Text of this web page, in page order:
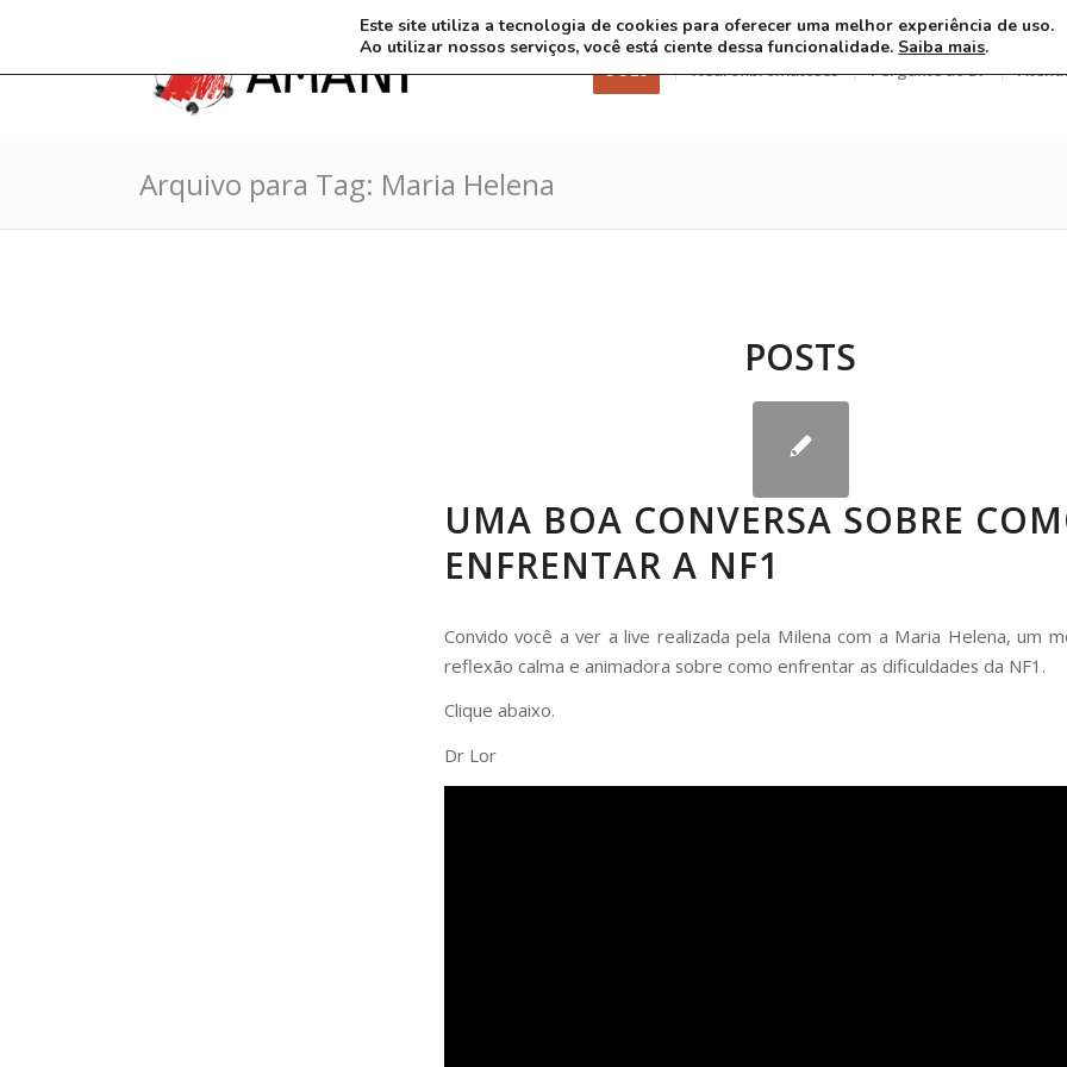
3 8 26 Neurofibromatoses Pergunte ao Dr
Arquivo para Tag: Maria Helena
POSTS
UMA BOA CONVERSA SOBRE
ENFRENTAR A NF1
Convido você a ver a live realizada pela Milena com a Maria Helena, um
reflexão calma e animadora sobre como enfrentar as dificuldades da NF1.
Clique abaixo.
Dr Lor
Este site utiliza a tecnologia de cookies para oferecer uma melhor experiência de uso.
Ao utilizar nossos serviços, você está ciente dessa funcionalidade. Saiba mais.